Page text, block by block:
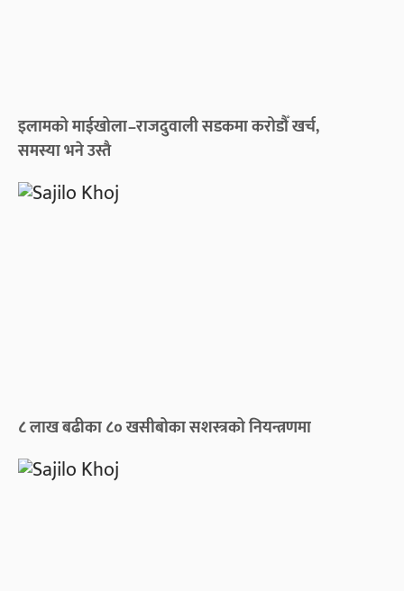
इलामको माईखोला–राजदुवाली सडकमा करोडौँ खर्च,
समस्या भने उस्तै
८ लाख बढीका ८० खसीबोका सशस्त्रको नियन्त्रणमा